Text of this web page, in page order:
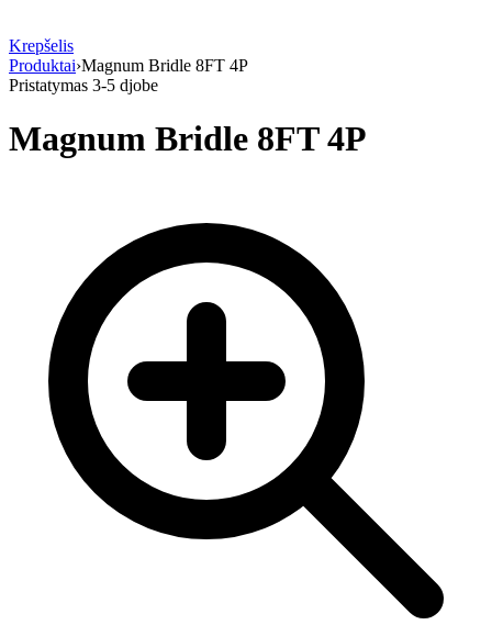
Krepšelis
Produktai›Magnum Bridle 8FT 4P
Pristatymas 3-5 djobe
Magnum Bridle 8FT 4P